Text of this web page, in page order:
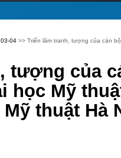
04 >> Triển lãm tranh, tượng của cán
tượng của
học Mỹ
thuật Hà